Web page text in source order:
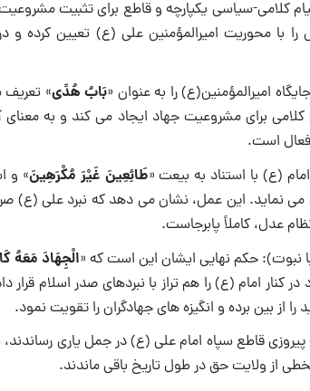
سیاسی یکپارچه و قاطع برای تثبیت
با محوریت امیرالمؤمنین علی (ع) تعیین کرده
امیرالمؤمنین(ع) را به عنوان «بَابُ هُدًى»
برای مشروعیت جهاد ایجاد می کند و به
فعال است.
(ع) با استناد به بیعت «طَائِعِينَ غَيْرَ مُكْرَهِينَ» و
نماید. این عمل، نشان می دهد که نبرد علی (ع)
عدل، کاملاً پابرجاست.
نبوت): حکم نهایی ایشان این است که «الْجِهَادَ مَعَهُ
امام (ع) را هم تراز با نبردهای صدر اسلام
از بین برده و انگیزه های جهادگران را تقویت نمود.
قاطع سپاه امام علی (ع) در جمل یاری رساندند،
از ولایت حق در طول تاریخ باقی ماندند.